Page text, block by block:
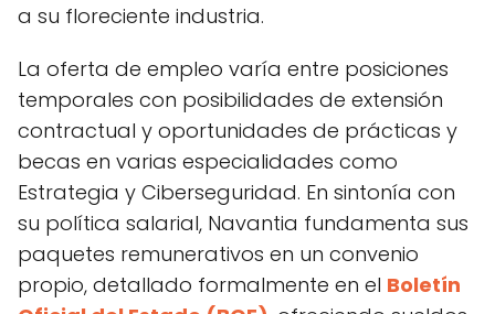
a su floreciente industria.
La oferta de empleo varía entre posiciones
temporales con posibilidades de extensión
contractual y oportunidades de prácticas y
becas en varias especialidades como
Estrategia y Ciberseguridad. En sintonía con
su política salarial, Navantia fundamenta sus
paquetes remunerativos en un convenio
propio, detallado formalmente en el Boletín